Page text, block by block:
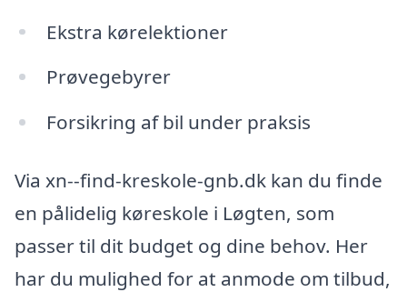
Ekstra kørelektioner
Prøvegebyrer
Forsikring af bil under praksis
Via xn--find-kreskole-gnb.dk kan du finde
en pålidelig køreskole i Løgten, som
passer til dit budget og dine behov. Her
har du mulighed for at anmode om tilbud,